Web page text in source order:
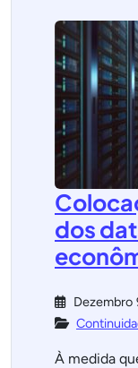
dos
Dezembro
À medida